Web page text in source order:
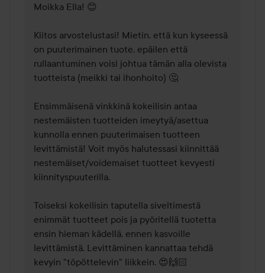
Moikka Ella! 😊
Kiitos arvostelustasi! Mietin, että kun kyseessä
on puuterimainen tuote, epäilen että
rullaantuminen voisi johtua tämän alla olevista
tuotteista (meikki tai ihonhoito) 🤔
Ensimmäisenä vinkkinä kokeilisin antaa
nestemäisten tuotteiden imeytyä/asettua
kunnolla ennen puuterimaisen tuotteen
levittämistä! Voit myös halutessasi kiinnittää
nestemäiset/voidemaiset tuotteet kevyesti
kiinnityspuuterilla.
Toiseksi kokeilisin taputella siveltimestä
enimmät tuotteet pois ja pyöritellä tuotetta
ensin hieman kädellä, ennen kasvoille
levittämistä. Levittäminen kannattaa tehdä
kevyin "töpöttelevin" liikkein. 😍🙌🏻